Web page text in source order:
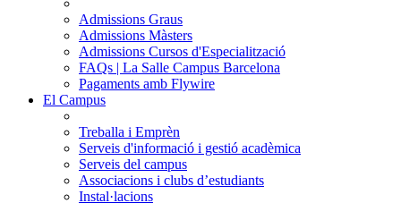
Admissions Graus
Admissions Màsters
Admissions Cursos d'Especialització
FAQs | La Salle Campus Barcelona
Pagaments amb Flywire
El Campus
Treballa i Emprèn
Serveis d'informació i gestió acadèmica
Serveis del campus
Associacions i clubs d’estudiants
Instal·lacions